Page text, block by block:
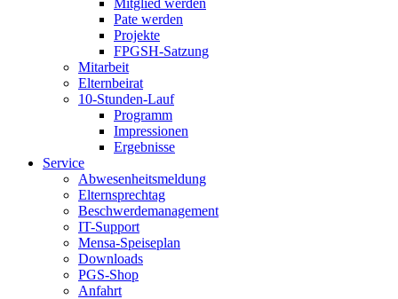
Mitglied werden
Pate werden
Projekte
FPGSH-Satzung
Mitarbeit
Elternbeirat
10-Stunden-Lauf
Programm
Impressionen
Ergebnisse
Service
Abwesenheitsmeldung
Elternsprechtag
Beschwerdemanagement
IT-Support
Mensa-Speiseplan
Downloads
PGS-Shop
Anfahrt